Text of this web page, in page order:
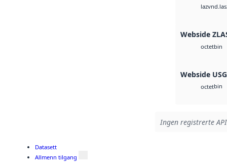
laz
Webside
octetbin
Webside
octetbin
Ingen registrerte
Datasett
Allmenn tilgang